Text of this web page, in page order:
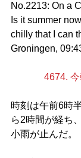
No.2213: On a
Is it summer
chilly that I can
Groningen,
4674.
時刻は午前6時
ら2時間が経ち
小雨が止んだ。